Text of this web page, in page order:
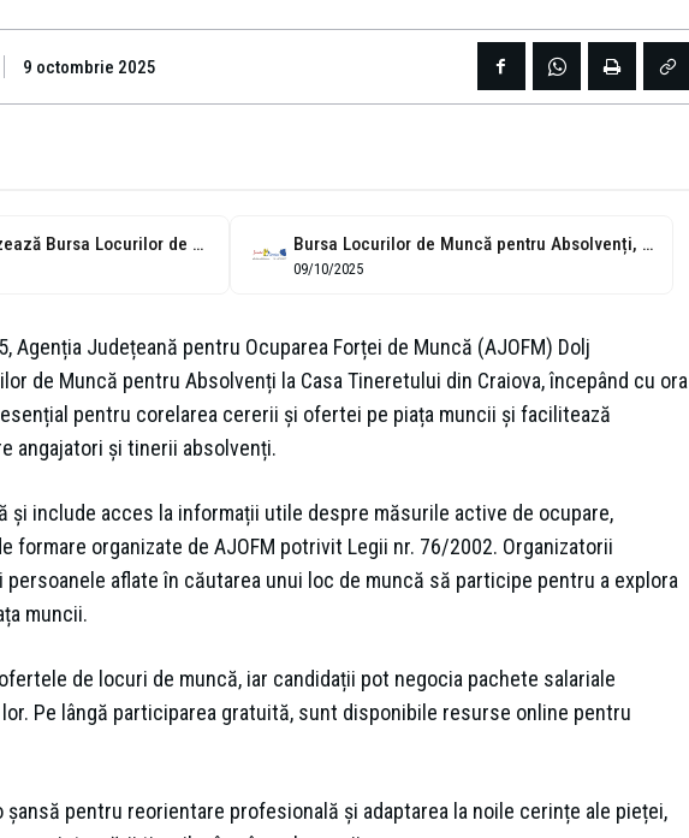
9 octombrie 2025
AJOFM Dolj organizează Bursa Locurilor de Muncă pentru Absolvenți – 10 octombrie... Bursa Locurilor de Muncă pentru Absolvenți, vineri, la Craiova
09/10/2025
Agenția Județeană pentru Ocuparea Forței de Muncă (AJOFM) Dolj
de Muncă pentru Absolvenți la Casa Tineretului din Craiova, începând cu ora
pentru corelarea cererii și ofertei pe piața muncii și facilitează
angajatori și tinerii absolvenți.
și include acces la informații utile despre măsurile active de ocupare,
formare organizate de AJOFM potrivit Legii nr. 76/2002. Organizatorii
aflate în căutarea unui loc de muncă să participe pentru a explora
muncii.
de locuri de muncă, iar candidații pot negocia pachete salariale
Pe lângă participarea gratuită, sunt disponibile resurse online pentru
pentru reorientare profesională și adaptarea la noile cerințe ale pieței,